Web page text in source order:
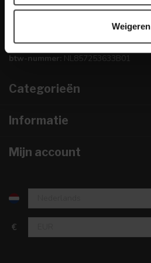
Weigeren
KVK nummer:67984495
btw-nummer: NL857253633B01
Categorieën
Informatie
Mijn account
€